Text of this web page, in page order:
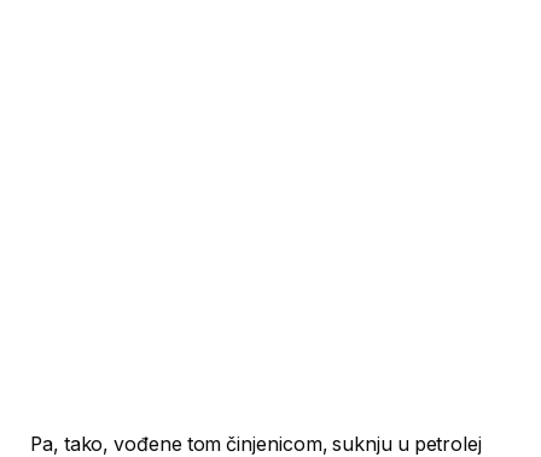
Pa, tako, vođene tom činjenicom, suknju u petrolej